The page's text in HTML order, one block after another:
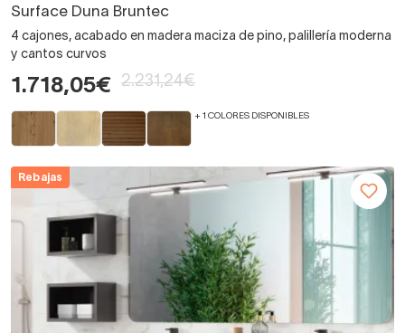
Surface Duna Bruntec
4 cajones, acabado en madera maciza de pino, palillería moderna
y cantos curvos
1.718,05€ 2.231,24€
+ 1 COLORES DISPONIBLES
Rebajas